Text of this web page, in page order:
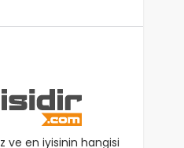
ve en iyisinin hangisi